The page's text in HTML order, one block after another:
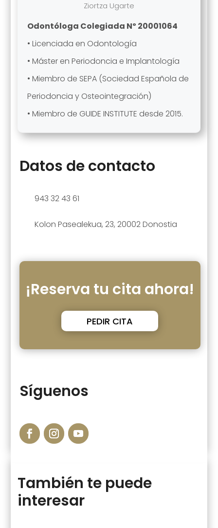
Ziortza Ugarte
Odontóloga Colegiada Nº 20001064
• Licenciada en Odontología
• Máster en Periodoncia e Implantología
• Miembro de SEPA (Sociedad Española de
Periodoncia y Osteointegración)
• Miembro de GUIDE INSTITUTE desde 2015.
Datos de contacto
943 32 43 61
Kolon Pasealekua, 23, 20002 Donostia
¡Reserva tu cita ahora!
PEDIR CITA
Síguenos
También te puede
interesar